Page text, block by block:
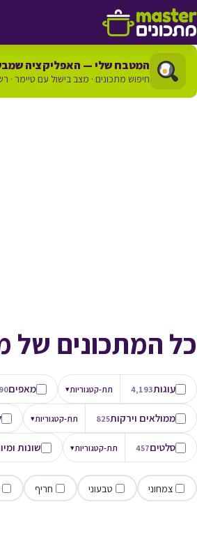
דלג לתוכן
המטבח שלי — האפליקציה
חיפוש מתכונים · מצב בישול עם טיימר ·
כל המתכונים של
עוגות4,193 תת-קטגוריות▾ מאפים
ממולאים וירקות825 תת-קטגוריות▾
סלטים457 תת-קטגוריות▾ שונות
צמחוני טבעוני חריף